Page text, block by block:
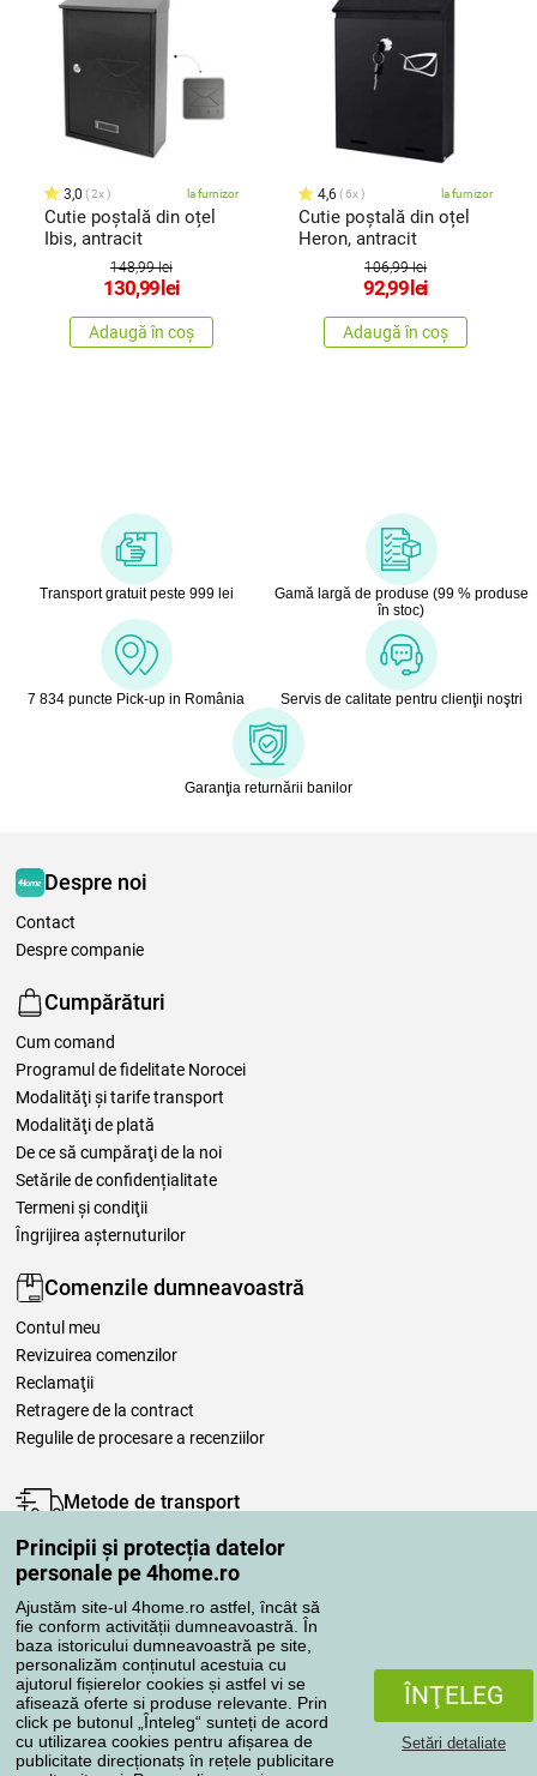
Principii și protecția datelor
personale pe 4home.ro
Ajustăm site-ul 4home.ro astfel, încât să
fie conform activității dumneavoastră. În
baza istoricului dumneavoastră pe site,
personalizăm conținutul acestuia cu
ajutorul fișierelor cookies și astfel vi se
afisează oferte si produse relevante. Prin
click pe butonul „Înteleg“ sunteți de acord
cu utilizarea cookies pentru afișarea de
publicitate direcționatș în rețele publicitare
ÎNŢELEG
Setări detaliate
3,0 2x la furnizor
Cutie poștală din oțel
Ibis, antracit
148,99 lei
130,99 lei
Adaugă în coș
4,6 6x la furnizor
Cutie poștală din oțel
Heron, antracit
106,99 lei
92,99 lei
Adaugă în coș
Transport gratuit peste 999 lei
Gamă largă de produse (99 % produse
în stoc)
7 834 puncte Pick-up in România Servis de calitate pentru clienţii noştri
Garanţia returnării banilor
Despre noi
Contact
Despre companie
Cumpărături
Cum comand
Programul de fidelitate Norocei
Modalităţi şi tarife transport
Modalităţi de plată
De ce să cumpăraţi de la noi
Setările de confidențialitate
Termeni şi condiţii
Îngrijirea așternuturilor
Comenzile dumneavoastră
Contul meu
Revizuirea comenzilor
Reclamaţii
Retragere de la contract
Regulile de procesare a recenziilor
Metode de transport
Metode de plată
Magazin de încredere